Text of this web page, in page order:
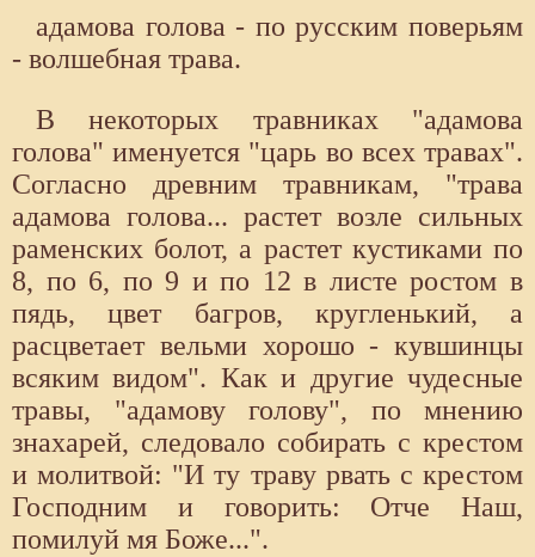
адамова голова - по русским поверьям
- волшебная трава.
В некоторых травниках "адамова
голова" именуется "царь во всех травах".
Согласно древним травникам, "трава
адамова голова... растет возле сильных
раменских болот, а растет кустиками по
8, по 6, по 9 и по 12 в листе ростом в
пядь, цвет багров, кругленький, а
расцветает вельми хорошо - кувшинцы
всяким видом". Как и другие чудесные
травы, "адамову голову", по мнению
знахарей, следовало собирать с крестом
и молитвой: "И ту траву рвать с крестом
Господним и говорить: Отче Наш,
помилуй мя Боже...".